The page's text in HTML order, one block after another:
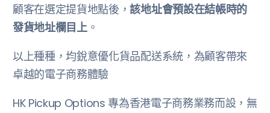
顧客在選定提貨地點後，該地址會預設在結帳時的
發貨地址欄目上。
以上種種，均銳意優化貨品配送系統，為顧客帶來
卓越的電子商務體驗
HK Pickup Options 專為香港電子商務業務而設，無